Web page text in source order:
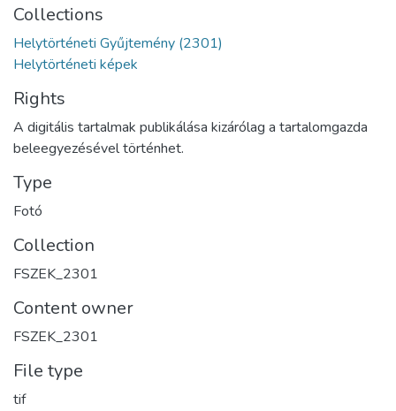
Collections
Helytörténeti Gyűjtemény (2301)
Helytörténeti képek
Rights
A digitális tartalmak publikálása kizárólag a tartalomgazda
beleegyezésével történhet.
Type
Fotó
Collection
FSZEK_2301
Content owner
FSZEK_2301
File type
tif